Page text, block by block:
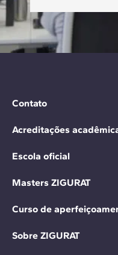
Contato
Acreditações
Escola oficial
Masters ZIGURAT
Curso de
Sobre ZIGURAT